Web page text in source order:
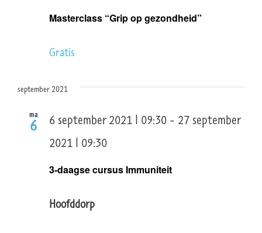
Masterclass “Grip op gezondheid”
Gratis
september 2021
ma
6
3-daagse cursus Immuniteit
6 september 2021 | 09:30 - 27 september
2021 | 09:30
Hoofddorp